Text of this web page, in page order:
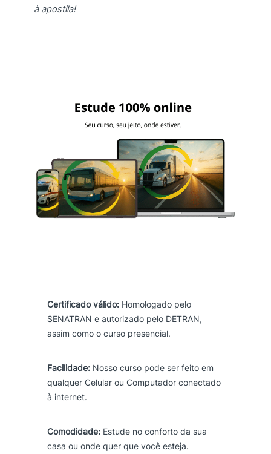
à apostila!
Certificado válido: Homologado pelo
SENATRAN e autorizado pelo DETRAN,
assim como o curso presencial.
Facilidade: Nosso curso pode ser feito em
qualquer Celular ou Computador conectado
à internet.
Comodidade: Estude no conforto da sua
casa ou onde quer que você esteja.